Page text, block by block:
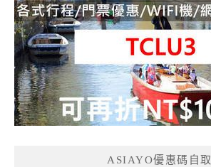
ASIAYO優惠碼自取